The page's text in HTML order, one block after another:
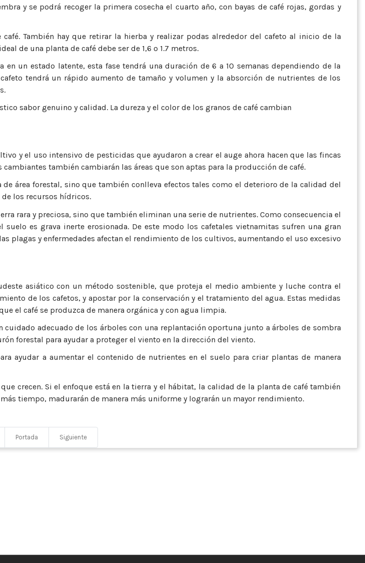
y se podrá recoger la primera cosecha el cuarto año, con bayas de café rojas, gordas y
También hay que retirar la hierba y realizar podas alrededor del cafeto al inicio de la
de una planta de café debe ser de 1,6 o 1.7 metros.
un estado latente, esta fase tendrá una duración de 6 a 10 semanas dependiendo de la
tendrá un rápido aumento de tamaño y volumen y la absorción de nutrientes de los
sabor genuino y calidad. La dureza y el color de los granos de café cambian
y el uso intensivo de pesticidas que ayudaron a crear el auge ahora hacen que las fincas
también cambiarán las áreas que son aptas para la producción de café.
área forestal, sino que también conlleva efectos tales como el deterioro de la calidad del
los recursos hídricos.
rara y preciosa, sino que también eliminan una serie de nutrientes. Como consecuencia el
es grava inerte erosionada. De este modo los cafetales vietnamitas sufren una gran
plagas y enfermedades afectan el rendimiento de los cultivos, aumentando el uso excesivo
asiático con un método sostenible, que proteja el medio ambiente y luche contra el
de los cafetos, y apostar por la conservación y el tratamiento del agua. Estas medidas
el café se produzca de manera orgánica y con agua limpia.
adecuado de los árboles con una replantación oportuna junto a árboles de sombra
forestal para ayudar a proteger el viento en la dirección del viento.
ayudar a aumentar el contenido de nutrientes en el suelo para criar plantas de manera
crecen. Si el enfoque está en la tierra y el hábitat, la calidad de la planta de café también
tiempo, madurarán de manera más uniforme y lograrán un mayor rendimiento.
Portada Siguiente